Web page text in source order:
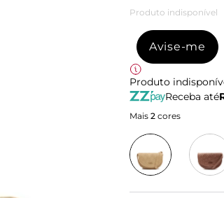
Produto indisponível
Avise-me
Produto
Receba até
Mais 2 cores